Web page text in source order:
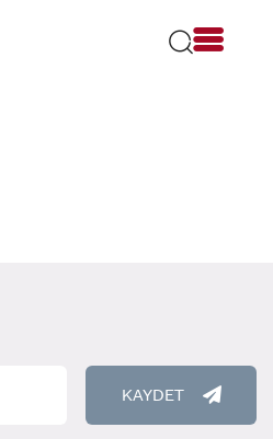
KAYDET